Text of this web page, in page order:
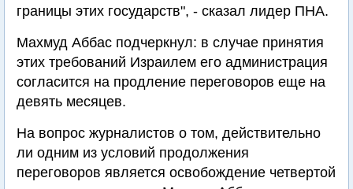
границы этих государств", - сказал лидер ПНА.
Махмуд Аббас подчеркнул: в случае принятия
этих требований Израилем его администрация
согласится на продление переговоров еще на
девять месяцев.
На вопрос журналистов о том, действительно
ли одним из условий продолжения
переговоров является освобождение четвертой